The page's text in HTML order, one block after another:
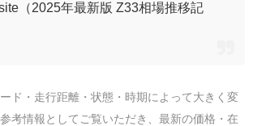
（2025年最新版 Z33相場推移記
ド・走行距離・状態・時期によって大きく変
考情報としてご覧いただき、最新の価格・在